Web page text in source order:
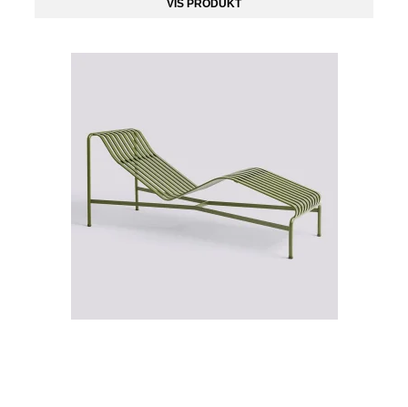
VIS PRODUKT